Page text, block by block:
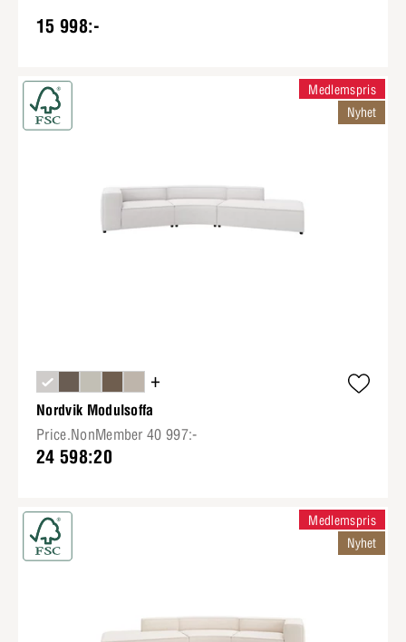
15 998:-
+
Nordvik Modulsoffa
Price.NonMember 40 997:-
24 598:20
Medlemspris
Nyhet
Medlemspris
Nyhet